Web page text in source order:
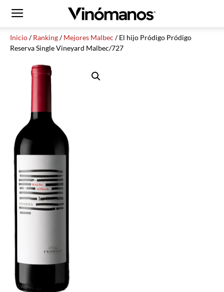
Inicio/Ranking/Mejores Malbec / El hijo Pródigo Pródigo
Reserva Single Vineyard Malbec/727